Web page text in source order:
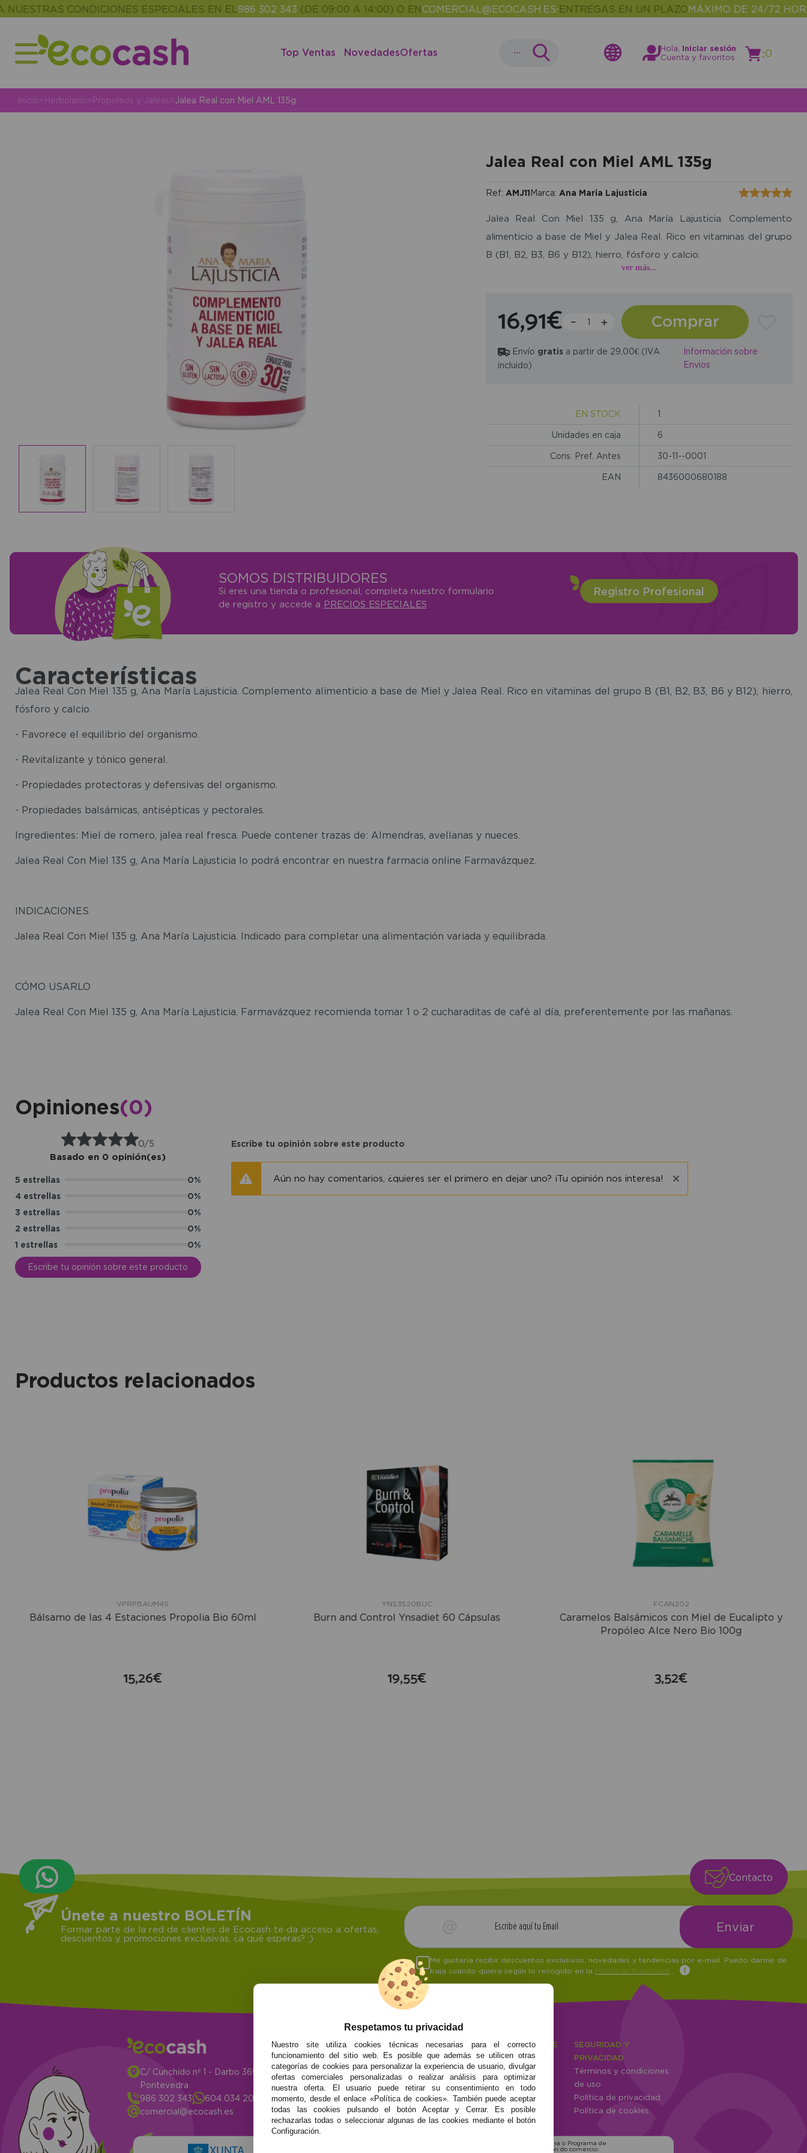
CONDICIONES ESPECIALES EN EL 986 302 343 (DE 09:00 A 14:00) O ENCOMERCIAL@ECOCASH.ES •ENTREGAS EN UN PLAZOMÁXIMO DE 24/72 HORAS •
Top Ventas NovedadesOfertas ... Hola,
Iniciar sesión
Cuenta y favoritos
:0
Inicio> Herbolario> Propoleos y Jaleas> Jalea Real con Miel AML 135g
Jalea Real con Miel AML 135g
Ref: AMJ11 Marca: Ana Maria Lajusticia
Jalea Real Con Miel 135 g, Ana María Lajusticia. Complemento
alimenticio a base de Miel y Jalea Real. Rico en vitaminas del grupo
B (B1, B2, B3, B6 y B12), hierro, fósforo y calcio.
ver más...
16,91€ Comprar
Envío gratisa partir de 29,00€ (IVA
incluido)
Información sobre
Envios
EN STOCK 1
Unidades en caja 6
Cons. Pref. Antes 30-11--0001
EAN 8436000680188
SOMOS DISTRIBUIDORES
Si eres una tienda o profesional, completa nuestro formulario
de registro y accede a PRECIOS ESPECIALES
Registro Profesional
Características
Jalea Real Con Miel 135 g, Ana María Lajusticia. Complemento alimenticio a base de Miel y Jalea Real. Rico en vitaminas del grupo B (B1, B2, B3, B6 y B12), hierro,
fósforo y calcio.
- Favorece el equilibrio del organismo.
- Revitalizante y tónico general.
- Propiedades protectoras y defensivas del organismo.
- Propiedades balsámicas, antisépticas y pectorales.
Ingredientes: Miel de romero, jalea real fresca. Puede contener trazas de: Almendras, avellanas y nueces.
Jalea Real Con Miel 135 g, Ana María Lajusticia lo podrá encontrar en nuestra farmacia online Farmavázquez.
INDICACIONES
Jalea Real Con Miel 135 g, Ana María Lajusticia. Indicado para completar una alimentación variada y equilibrada.
CÓMO USARLO
Jalea Real Con Miel 135 g, Ana María Lajusticia. Farmavázquez recomienda tomar 1 o 2 cucharaditas de café al día, preferentemente por las mañanas.
Opiniones(0)
0/5
Basado en 0 opinión(es)
5 estrellas
0%
4 estrellas
0%
3 estrellas
0%
2 estrellas
0%
1 estrellas
0%
Escribe tu opinión sobre este producto
Escribe tu opinión sobre este producto
Aún no hay comentarios, ¿quieres ser el primero en dejar uno? ¡Tu opinión nos interesa!
Productos relacionados
VPRPBAUM4S
Bálsamo de las 4 Estaciones Propolia Bio 60ml
15,26€
YNS3520BUC
Burn and Control Ynsadiet 60 Cápsulas
19,55€
FCAN202
Caramelos Balsámicos con Miel de Eucalipto y
Propóleo Alce Nero Bio 100g
3,52€
Únete a nuestro BOLETÍN
Formar parte de la red de clientes de Ecocash te da acceso a ofertas,
descuentos y promociones exclusivas, ¿a qué esperas? ;)
Me gustaría recibir descuentos exclusivos, novedades y tendencias por e-mail. Puedo darme de
baja cuando quiera según lo recogido en la Política de Publicidad
C/ Cunchido nº 1 - Darbo 36940 Cangas
Pontevedra
986 302 343
604 034 204
comercial@ecocash.es
NOSOTROS
Quiénes somos
Info
ATENCIÓN AL CLIENTE
Envíos y devoluciones
Formas de pago
Preguntas Frecuentes
Contacto
SEGURIDAD Y
PRIVACIDAD
Términos y condiciones
de uso
Política de privacidad
Política de cookies
Subvencións para o Programa de
modernización do comercio:
Contacto
Respetamos tu privacidad
Nuestro site utiliza cookies técnicas necesarias para el correcto
funcionamiento del sitio web. Es posible que además se utilicen otras
categorías de cookies para personalizar la experiencia de usuario, divulgar
ofertas comerciales personalizadas o realizar análisis para optimizar
nuestra oferta. El usuario puede retirar su consentimiento en todo
momento, desde el enlace «Política de cookies». También puede aceptar
todas las cookies pulsando el botón Aceptar y Cerrar. Es posible
rechazarlas todas o seleccionar algunas de las cookies mediante el botón
Configuración.